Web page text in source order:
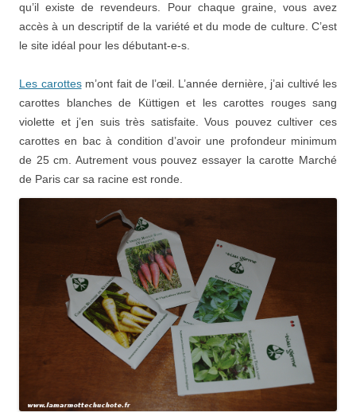
qu’il existe de revendeurs. Pour chaque graine, vous avez
accès à un descriptif de la variété et du mode de culture. C’est
le site idéal pour les débutant-e-s.
Les carottesm’ont fait de l’œil. L’année dernière, j’ai cultivé les
carottes blanches de Küttigen et les carottes rouges sang
violette et j’en suis très satisfaite. Vous pouvez cultiver ces
carottes en bac à condition d’avoir une profondeur minimum
de 25 cm. Autrement vous pouvez essayer la carotte Marché
de Paris car sa racine est ronde.